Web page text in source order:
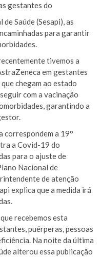
gestantes do
Saúde (Sesapi), as
para garantir
tivemos a
em gestantes
chegam ao estado
com a vacinação
garantindo a
correspondem a 19°
a Covid-19 do
para o ajuste de
Nacional de
de atenção
explica que a medida irá
recebemos esta
puérperas, pessoas
Na noite da última
alterou essa publicação